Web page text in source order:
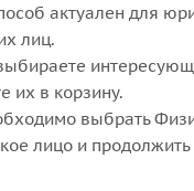
актуален для
лиц.
их в корзину.
выбрать
лицо и